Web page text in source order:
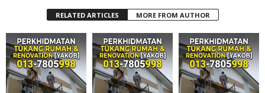
RELATED ARTICLES MORE FROM AUTHOR